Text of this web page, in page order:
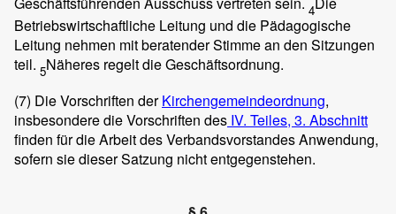
4
Betriebswirtschaftliche Leitung und die Pädagogische
Leitung nehmen mit beratender Stimme an den Sitzungen
teil. 5Näheres regelt die Geschäftsordnung.
(7) Die Vorschriften derKirchengemeindeordnung,
insbesondere die Vorschriften des IV. Teiles, 3. Abschnitt
finden für die Arbeit des Verbandsvorstandes Anwendung,
sofern sie dieser Satzung nicht entgegenstehen.